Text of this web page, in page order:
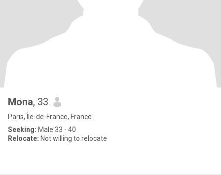
Mona, 33
Paris, Île-de-France, France
Seeking: Male 33 - 40
Relocate: Not willing to relocate